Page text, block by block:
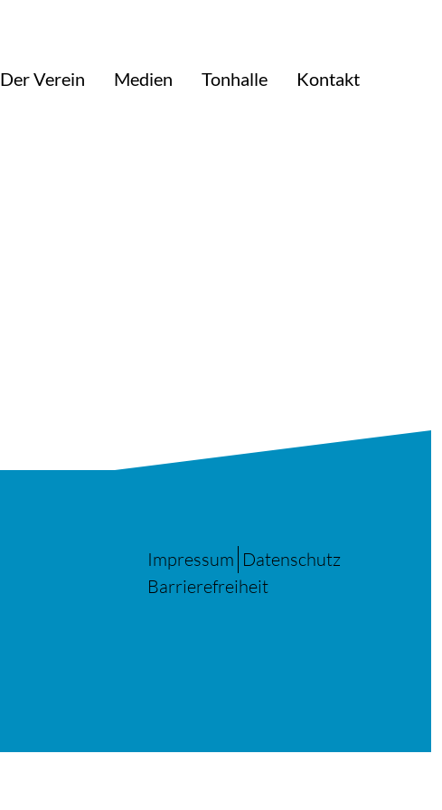
Der Verein Medien Tonhalle
Kontakt
Impressum Datenschutz
Barrierefreiheit